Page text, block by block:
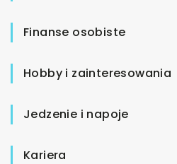
Finanse osobiste
Hobby i zainteresowania
Jedzenie i napoje
Kariera